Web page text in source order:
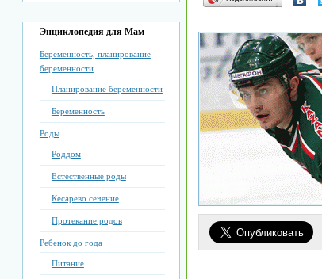
Энциклопедия для Мам
Беременность, планирование
беременности
Планирование беременности
Беременность
Роды
Роддом
Естественные роды
Кесарево сечение
Протекание родов
Ребенок до года
Питание